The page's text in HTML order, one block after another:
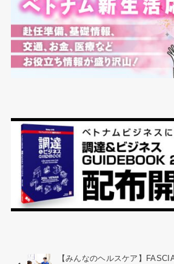
【みんなのヘルスケア】